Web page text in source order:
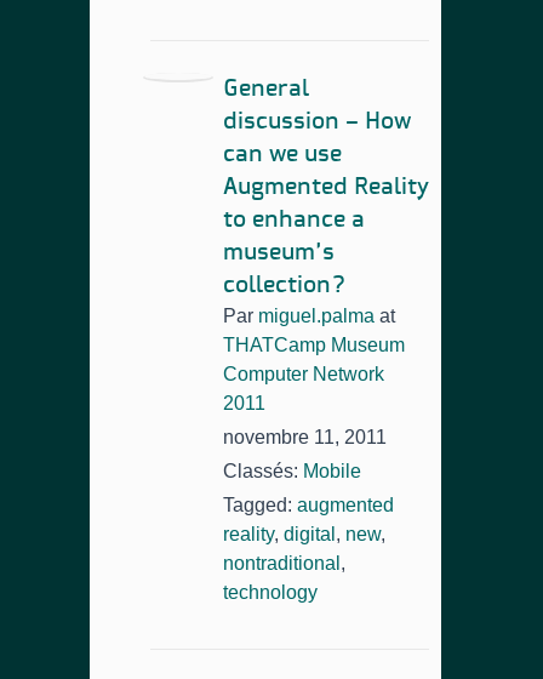
General
discussion – How
can we use
Augmented Reality
to enhance a
museum’s
collection?
Par miguel.palma at
THATCamp Museum
Computer Network
2011
novembre 11, 2011
Classés: Mobile
Tagged: augmented
reality, digital , new,
nontraditional ,
technology